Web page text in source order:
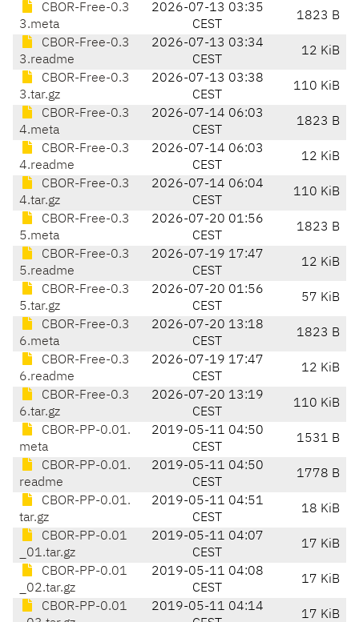
CBOR-Free-0.3
3.meta
2026-07-13 03:35
CEST
1823 B
CBOR-Free-0.3
3.readme
2026-07-13 03:34
CEST
12 KiB
CBOR-Free-0.3
3.tar.gz
2026-07-13 03:38
CEST
110 KiB
CBOR-Free-0.3
4.meta
2026-07-14 06:03
CEST
1823 B
CBOR-Free-0.3
4.readme
2026-07-14 06:03
CEST
12 KiB
CBOR-Free-0.3
4.tar.gz
2026-07-14 06:04
CEST
110 KiB
CBOR-Free-0.3
5.meta
2026-07-20 01:56
CEST
1823 B
CBOR-Free-0.3
5.readme
2026-07-19 17:47
CEST
12 KiB
CBOR-Free-0.3
5.tar.gz
2026-07-20 01:56
CEST
57 KiB
CBOR-Free-0.3
6.meta
2026-07-20 13:18
CEST
1823 B
CBOR-Free-0.3
6.readme
2026-07-19 17:47
CEST
12 KiB
CBOR-Free-0.3
6.tar.gz
2026-07-20 13:19
CEST
110 KiB
CBOR-PP-0.01.
meta
2019-05-11 04:50
CEST
1531 B
CBOR-PP-0.01.
readme
2019-05-11 04:50
CEST
1778 B
CBOR-PP-0.01.
tar.gz
2019-05-11 04:51
CEST
18 KiB
CBOR-PP-0.01
_01.tar.gz
2019-05-11 04:07
CEST
17 KiB
CBOR-PP-0.01
_02.tar.gz
2019-05-11 04:08
CEST
17 KiB
CBOR-PP-0.01
2019-05-11 04:14
17 KiB